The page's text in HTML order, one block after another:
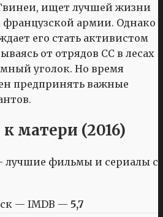
ищет лучшей жизни
французской армии. Однако
его стать активистом
от отрядов СС в лесах
уголок. Но время
предпринять важные
матери (2016)
— IMDB — 5,7